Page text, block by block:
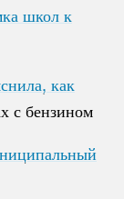
школ к
школ к
как
с бензином
как
с бензином